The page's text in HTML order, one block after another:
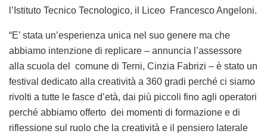
l’Istituto Tecnico Tecnologico, il Liceo Francesco Angeloni.
“E’ stata un’esperienza unica nel suo genere ma che
abbiamo intenzione di replicare – annuncia l’assessore
alla scuola del comune di Terni, Cinzia Fabrizi – è stato un
festival dedicato alla creatività a 360 gradi perché ci siamo
rivolti a tutte le fasce d’età, dai più piccoli fino agli operatori
perché abbiamo offerto dei momenti di formazione e di
riflessione sul ruolo che la creatività e il pensiero laterale